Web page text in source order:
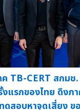
TB-CERT สกมช
แรกของไทย ดึงภา
ดสอบหาจุดเสี่ยง